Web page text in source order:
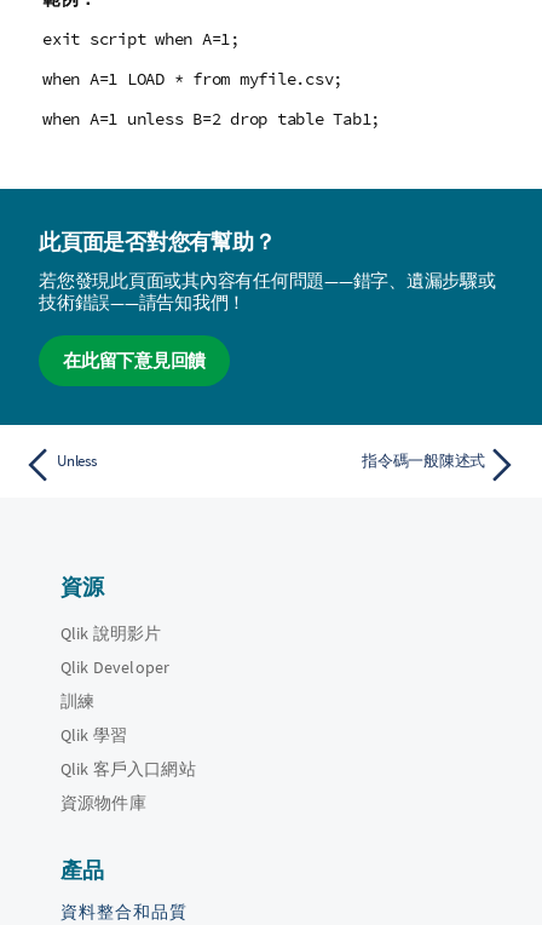
exit script when A=1;
when A=1 LOAD * from myfile.csv;
when A=1 unless B=2 drop table Tab1;
此頁面是否對您有幫助？
若您發現此頁面或其內容有任何問題——錯字、遺漏步驟或
技術錯誤——請告知我們！
在此留下意見回饋
Unless 指令碼一般陳述式
資源
Qlik 說明影片
Qlik Developer
訓練
Qlik 學習
Qlik 客戶入口網站
資源物件庫
產品
資料整合和品質